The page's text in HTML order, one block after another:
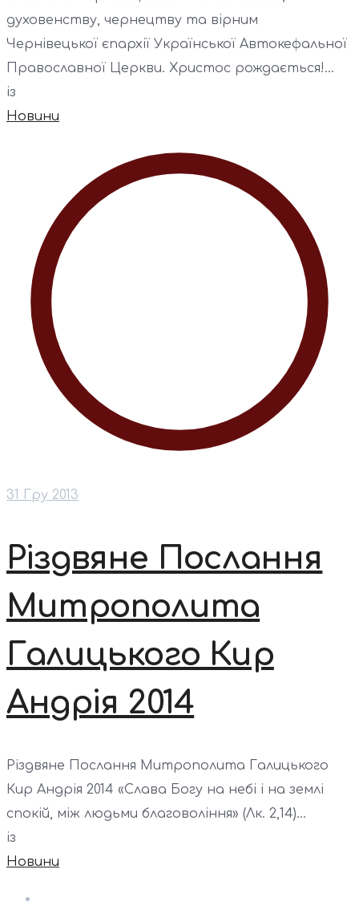
духовенству, чернецтву та вірним
Чернівецької єпархії Української Автокефальної
Православної Церкви. Христос рождається!...
із
Новини
31 Гру 2013
Різдвяне Послання
Митрополита
Галицького Кир
Андрія 2014
Різдвяне Послання Митрополита Галицького
Кир Андрія 2014 «Слава Богу на небі і на землі
спокій, між людьми благовоління» (Лк. 2,14)...
із
Новини